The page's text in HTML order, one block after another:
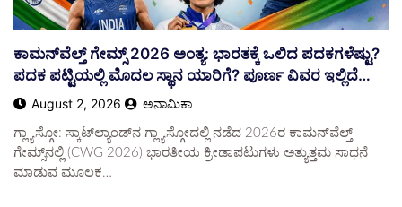
ಕಾಮನ್‌ವೆಲ್ತ್ ಗೇಮ್ಸ್ 2026 ಅಂತ್ಯ: ಭಾರತಕ್ಕೆ ಒಲಿದ ಪದಕಗಳೆಷ್ಟು?
ಪದಕ ಪಟ್ಟಿಯಲ್ಲಿ ಮೊದಲ ಸ್ಥಾನ ಯಾರಿಗೆ? ಪೂರ್ಣ ವಿವರ ಇಲ್ಲಿದೆ…
August 2, 2026 ಅನಾಮಿಕಾ
​ಗ್ಲ್ಯಾಸ್ಗೋ: ಸ್ಕಾಟ್‌ಲ್ಯಾಂಡ್‌ನ ಗ್ಲ್ಯಾಸ್ಗೋದಲ್ಲಿ ನಡೆದ 2026ರ ಕಾಮನ್‌ವೆಲ್ತ್
ಗೇಮ್ಸ್‌ನಲ್ಲಿ (CWG 2026) ಭಾರತೀಯ ಕ್ರೀಡಾಪಟುಗಳು ಅತ್ಯುತ್ತಮ ಸಾಧನೆ
ಮಾಡುವ ಮೂಲಕ…